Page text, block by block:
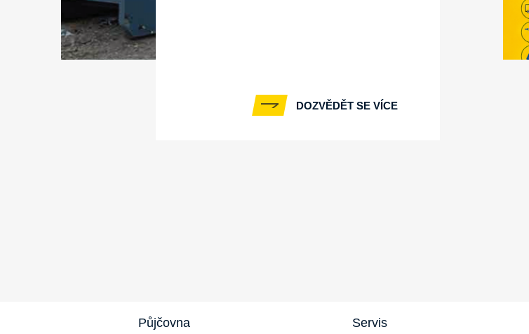
DOZVĚDĚT SE VÍCE
Půjčovna Servis